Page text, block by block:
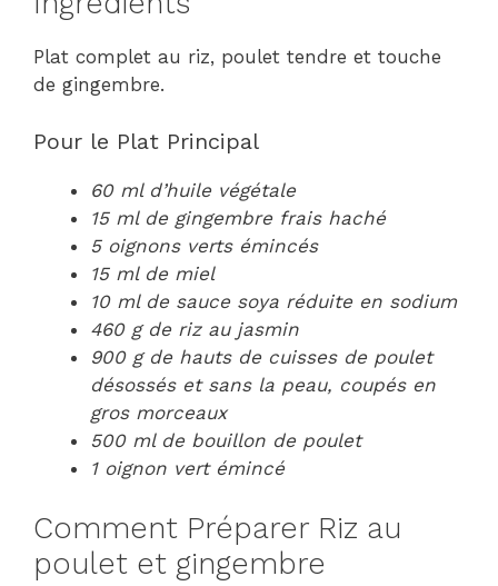
Plat complet au riz, poulet tendre et touche
de gingembre.
Pour le Plat Principal
60 ml d’huile végétale
15 ml de gingembre frais haché
5 oignons verts émincés
15 ml de miel
10 ml de sauce soya réduite en sodium
460 g de riz au jasmin
900 g de hauts de cuisses de poulet
désossés et sans la peau, coupés en
gros morceaux
500 ml de bouillon de poulet
1 oignon vert émincé
Comment Préparer Riz au
poulet et gingembre